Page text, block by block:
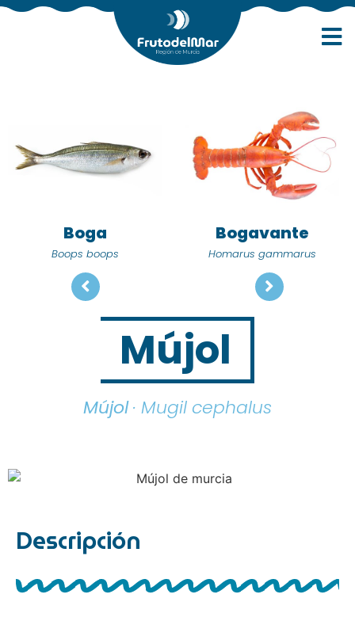
Boga
Boops boops
Bogavante
Homarus gammarus
Mújol
Mújol· Mugil cephalus
Descripción